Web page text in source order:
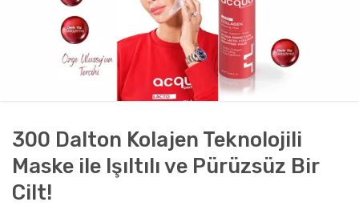
300 Dalton Kolajen Teknolojili
Maske ile Işıltılı ve Pürüzsüz Bir
Cilt!